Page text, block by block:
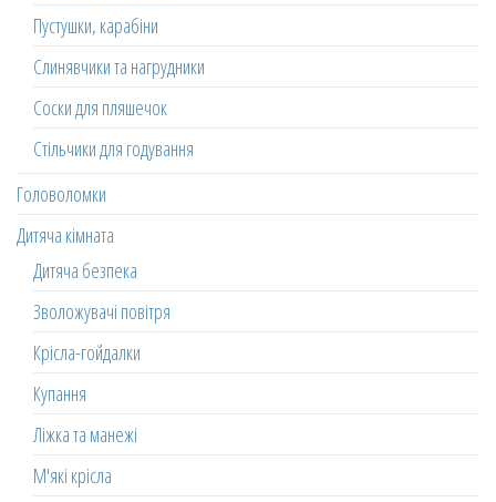
Пустушки, карабіни
Слинявчики та нагрудники
Соски для пляшечок
Стільчики для годування
Головоломки
Дитяча кімната
Дитяча безпека
Зволожувачі повітря
Крісла-гойдалки
Купання
Ліжка та манежі
М'які крісла